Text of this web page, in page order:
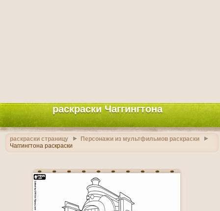
раскраски Чаггингтона
раскраски страницу
Персонажи из мультфильмов раскраски
Чаггингтона раскраски